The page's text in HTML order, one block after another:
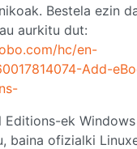
Bestela ezin
aurkitu dut:
hc/en-
Add-
Editions-ek
baina ofizialki